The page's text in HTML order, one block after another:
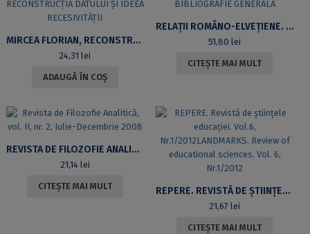
MIRCEA FLORIAN, RECONSTRUCȚIA DATULUI ȘI IDEEA RECESIVITĂȚII
24,31lei
ADAUGĂ ÎN COȘ
RELAȚII ROMÂNO-ELVEȚIENE. BIBLIOGRAFIE GENERALĂ
51,80lei
CITEȘTE MAI MULT
REVISTA DE FILOZOFIE ANALITICĂ, VOL. II, NR. 2, IULIE-DECEMBRIE 2008
21,14 lei
CITEȘTE MAI MULT REPERE. REVISTĂ DE ȘTIINȚELE EDUCAȚIEI. VOL.6, NR.1/2012LANDMARKS. REVIEW OF EDUCATIONAL SCIENCES. VOL. 6, NR.1/2012
21,67lei
CITEȘTE MAI MULT